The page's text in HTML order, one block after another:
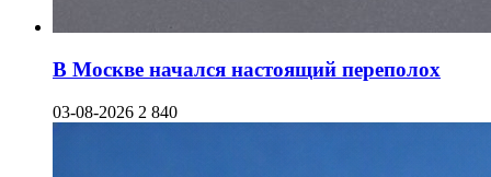
В Москве начался настоящий переполох
03-08-2026 2 840